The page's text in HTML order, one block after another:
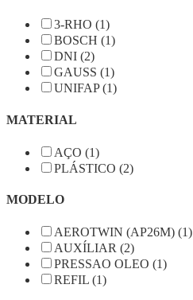
3-RHO (1)
BOSCH (1)
DNI (2)
GAUSS (1)
UNIFAP (1)
MATERIAL
AÇO (1)
PLÁSTICO (2)
MODELO
AEROTWIN (AP26M) (1)
AUXÍLIAR (2)
PRESSAO OLEO (1)
REFIL (1)